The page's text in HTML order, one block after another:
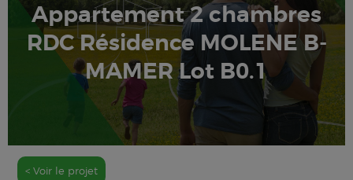
Appartement 2 chambres
RDC Résidence MOLENE B-
MAMER Lot B0.1
PROJETS NEUFS
VENTE
LOCATION
ESPAGNE
A PROPOS
ESTIMATION
NOUS CONTACTER
< Voir le projet